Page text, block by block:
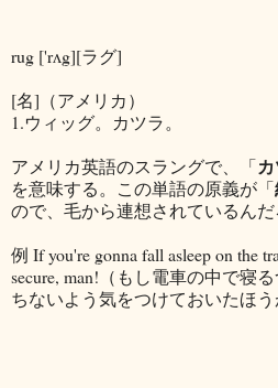
rug ['rʌg][ラグ]
[名]（アメリカ）
1.ウィッグ。カツラ。
アメリカ英語のスラングで、「
を意味する。この単語の原義が「
ので、毛から連想されているんだ
例 If you're gonna fall asleep on the
secure, man!（もし電車の中で寝
ちないよう気をつけておいたほう